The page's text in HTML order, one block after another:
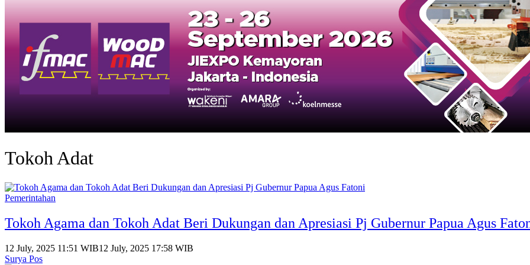
Tokoh Adat
Pemerintahan
Tokoh Agama dan Tokoh Adat Beri Dukungan dan Apresiasi Pj Gubernur Papua Agus
12 July, 2025 11:51 WIB12 July, 2025 17:58 WIB
Surya Pos